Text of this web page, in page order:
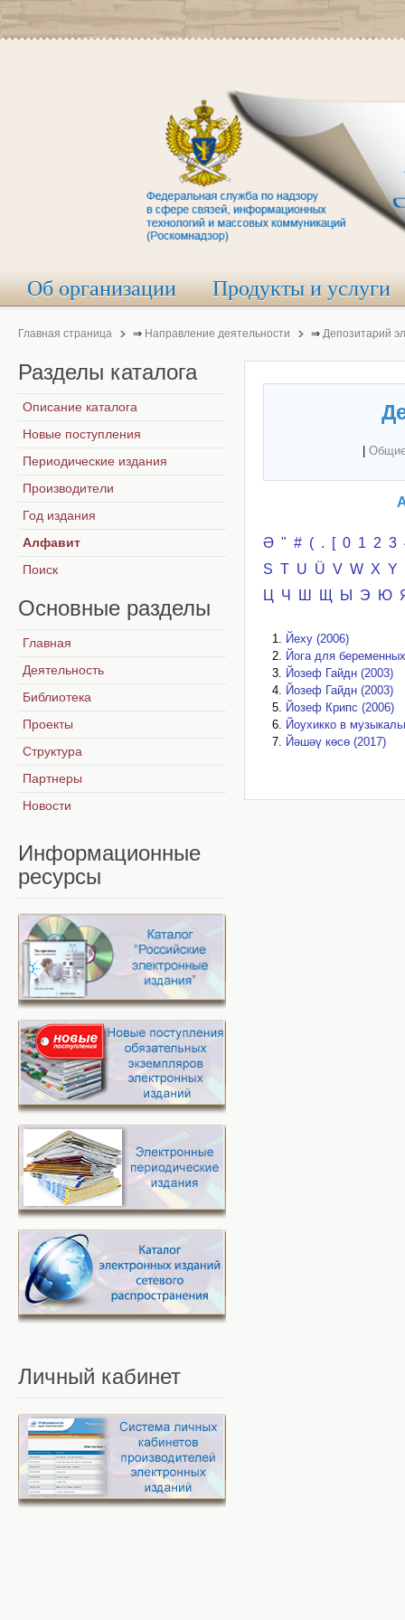
Об организации Продукты и услуги
Главная страница ⇒ Направление деятельности ⇒ Депозитарий
Ә " # ( . [ 0 1 2 3
S T U Ü V W X Y
Ц Ч Ш Щ Ы Э Ю
Йеху (2006)
Йога для
Йозеф Гайдн (2003)
Йозеф Гайдн (2003)
Йозеф Крипс (2006)
Йоухикко в
Йәшәү көсө (2017)
Разделы каталога
Описание каталога
Новые поступления
Периодические издания
Производители
Год издания
Алфавит
Поиск
Основные разделы
Главная
Деятельность
Библиотека
Проекты
Структура
Партнеры
Новости
Информационные
ресурсы
Личный кабинет